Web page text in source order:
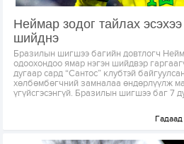
Неймар зодог тайлах
шийднэ
Бразилын шигшээ багийн довтлогч
одоохондоо ямар нэгэн шийдвэр
дугаар сард “Сантос” клубтэй
хөлбөмбөгчний замналаа өндөрлүүлж
үгүйсгэсэнгүй. Бразилын шигшээ баг 7